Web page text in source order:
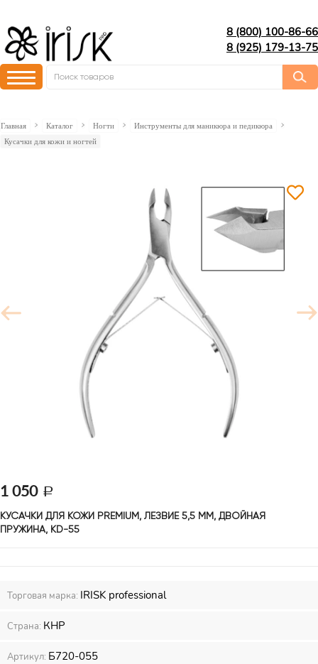
8 (800) 100-86-66
8 (925) 179-13-75
Главная Каталог Ногти
Инструменты для маникюра и педикюра
Кусачки для кожи и ногтей
1 050
КУСАЧКИ ДЛЯ КОЖИ PREMIUM, ЛЕЗВИЕ 5,5 ММ, ДВОЙНАЯ
ПРУЖИНА, KD-55
Торговая марка: IRISK professional
Страна: КНР
Артикул: Б720-055